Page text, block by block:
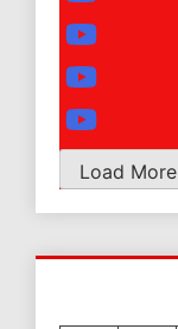
Load